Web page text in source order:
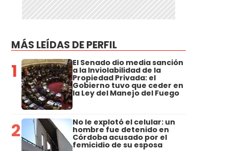
MÁS LEÍDAS DE PERFIL
1 El Senado dio media sanción
a la Inviolabilidad de la
Propiedad Privada: el
Gobierno tuvo que ceder en
la Ley del Manejo del Fuego
2 No le explotó el celular: un
hombre fue detenido en
Córdoba acusado por el
femicidio de su esposa